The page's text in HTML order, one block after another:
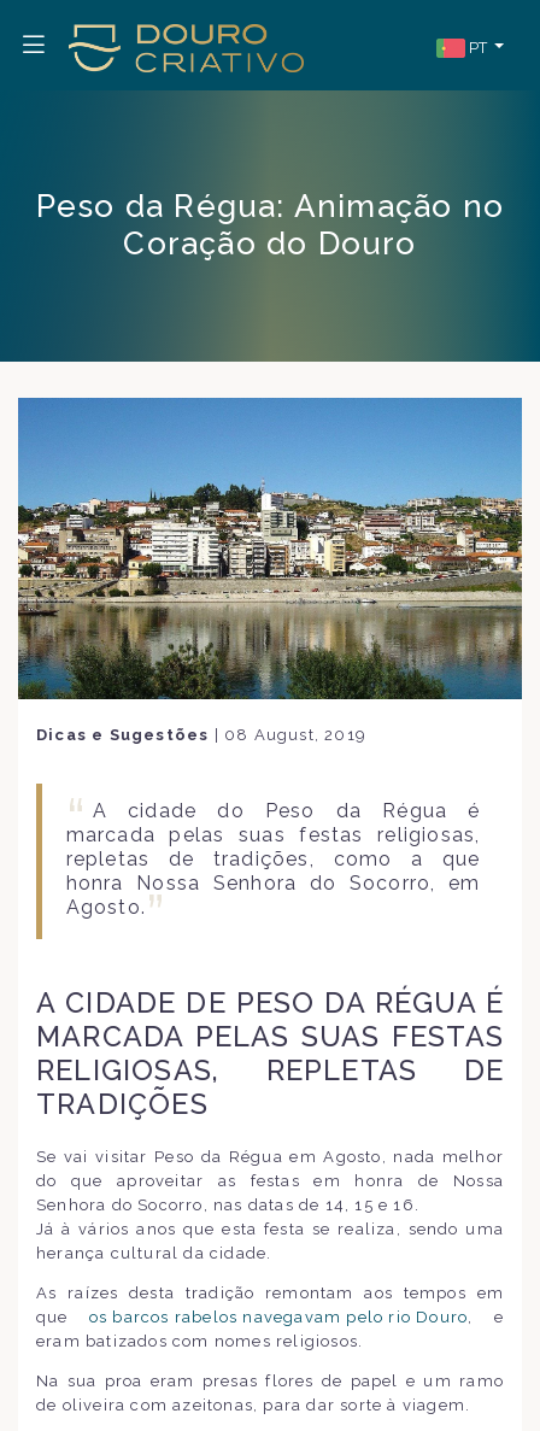
PT
Peso da Régua: Animação no
Coração do Douro
Dicas e Sugestões | 08 August, 2019
A cidade do Peso da Régua é
marcada pelas suas festas religiosas,
repletas de tradições, como a que
honra Nossa Senhora do Socorro, em
Agosto.
A CIDADE DE PESO DA RÉGUA É
MARCADA PELAS SUAS FESTAS
RELIGIOSAS, REPLETAS DE
TRADIÇÕES
Se vai visitar Peso da Régua em Agosto, nada melhor
do que aproveitar as festas em honra de Nossa
Senhora do Socorro, nas datas de 14, 15 e 16.
Já à vários anos que esta festa se realiza, sendo uma
herança cultural da cidade.
As raízes desta tradição remontam aos tempos em
que os barcos rabelos navegavam pelo rio Douro , e
eram batizados com nomes religiosos.
Na sua proa eram presas flores de papel e um ramo
de oliveira com azeitonas, para dar sorte à viagem.